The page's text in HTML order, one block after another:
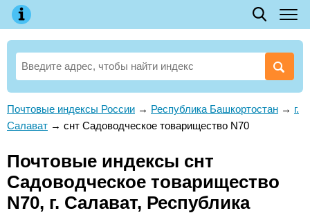
Почтовые индексы России → Республика Башкортостан → г.
Салават → снт Садоводческое товарищество N70
Почтовые индексы снт
Садоводческое товарищество
N70, г. Салават, Республика